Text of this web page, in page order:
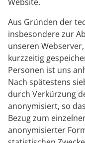
Aus Gründen der
insbesondere zur
unseren
kurzzeitig
Personen ist uns
Nach spätestens
durch Verkürzung
anonymisiert, so
Bezug zum
anonymisierter